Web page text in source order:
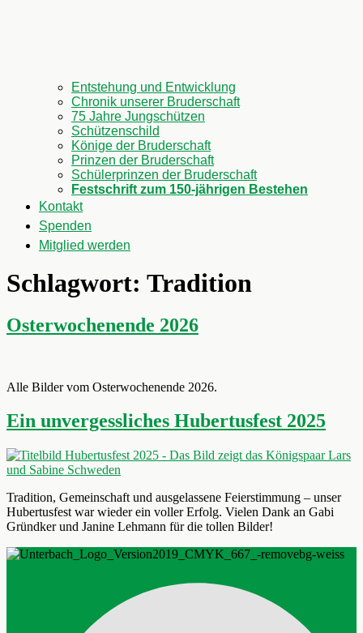
Entstehung und Entwicklung
Chronik unserer Bruderschaft
75 Jahre Jungschützen
Schützenschild
Könige der Bruderschaft
Prinzen der Bruderschaft
Schülerprinzen der Bruderschaft
Festschrift zum 150-jährigen Bestehen
Kontakt
Spenden
Mitglied werden
Schlagwort: Tradition
Osterwochenende 2026
Alle Bilder vom Osterwochenende 2026.
Ein unvergessliches Hubertusfest 2025
Tradition, Gemeinschaft und ausgelassene Feierstimmung – unser
Hubertusfest war wieder ein voller Erfolg. Vielen Dank an Gabi
Gründker und Janine Lehmann für die tollen Bilder!